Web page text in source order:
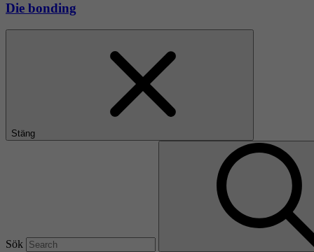
Die bonding
Stäng
Sök